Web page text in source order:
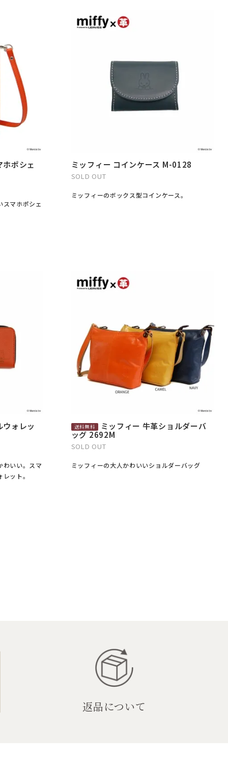
ポシェ
スマホポシェ
ミッフィー コインケース M-0128
SOLD OUT
ミッフィーのボックス型コインケース。
ォレッ
わいい。スマ
ット。
ミッフィー 牛革ショルダーバ
ッグ 2692M
SOLD OUT
ミッフィーの大人かわいいショルダーバッグ
返品について